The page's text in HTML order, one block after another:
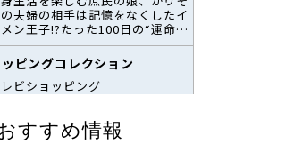
すすめ情報